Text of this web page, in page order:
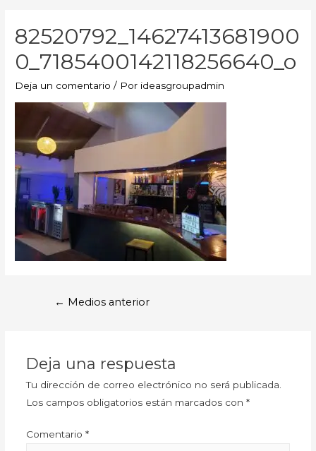
82520792_14627413681900
0_7185400142118256640_o
Deja un comentario / Por ideasgroupadmin
← Medios anterior
Deja una respuesta
Tu dirección de correo electrónico no será publicada.
Los campos obligatorios están marcados con *
Comentario *